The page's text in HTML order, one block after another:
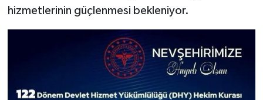
hizmetlerinin güçlenmesi bekleniyor.